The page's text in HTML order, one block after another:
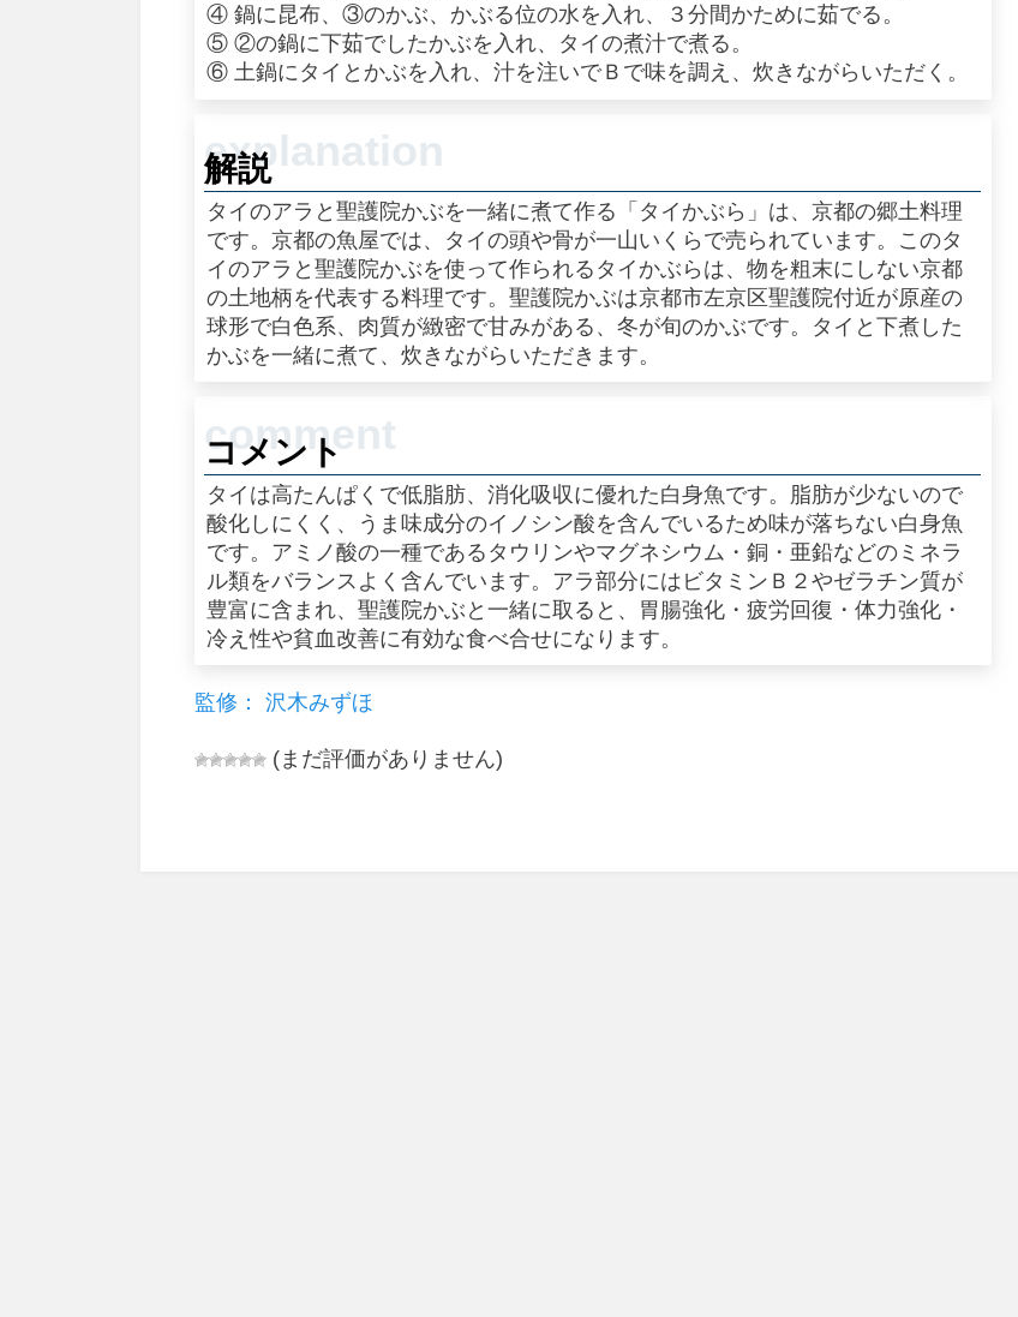
④ 鍋に昆布、③のかぶ、かぶる位の水を入れ、３分間かために茹でる。
⑤ ②の鍋に下茹でしたかぶを入れ、タイの煮汁で煮る。
⑥ 土鍋にタイとかぶを入れ、汁を注いでＢで味を調え、炊きながらいただく。
解説
タイのアラと聖護院かぶを一緒に煮て作る「タイかぶら」は、京都の郷土料理
です。京都の魚屋では、タイの頭や骨が一山いくらで売られています。このタ
イのアラと聖護院かぶを使って作られるタイかぶらは、物を粗末にしない京都
の土地柄を代表する料理です。聖護院かぶは京都市左京区聖護院付近が原産の
球形で白色系、肉質が緻密で甘みがある、冬が旬のかぶです。タイと下煮した
かぶを一緒に煮て、炊きながらいただきます。
コメント
タイは高たんぱくで低脂肪、消化吸収に優れた白身魚です。脂肪が少ないので
酸化しにくく、うま味成分のイノシン酸を含んでいるため味が落ちない白身魚
です。アミノ酸の一種であるタウリンやマグネシウム・銅・亜鉛などのミネラ
ル類をバランスよく含んでいます。アラ部分にはビタミンＢ２やゼラチン質が
豊富に含まれ、聖護院かぶと一緒に取ると、胃腸強化・疲労回復・体力強化・
冷え性や貧血改善に有効な食べ合せになります。
監修： 沢木みずほ
(まだ評価がありません)